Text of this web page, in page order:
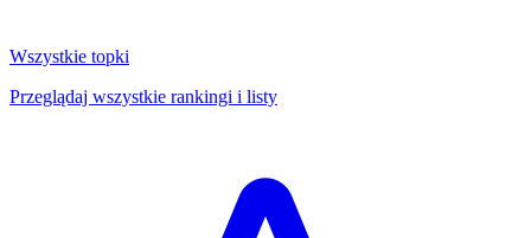
Wszystkie topki
Przeglądaj wszystkie rankingi i listy